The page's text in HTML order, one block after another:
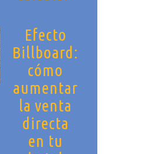
Efecto
Billboard:
cómo
aumentar
la venta
directa
en tu